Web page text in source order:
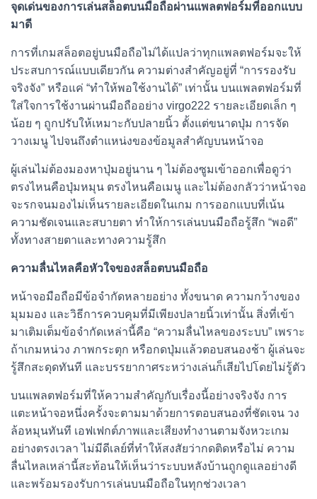
จุดเด่นของการเล่นสล็อตบนมือถือผ่านแพลตฟอร์มที่ออกแบบ
มาดี
การที่เกมสล็อตอยู่บนมือถือไม่ได้แปลว่าทุกแพลตฟอร์มจะให้
ประสบการณ์แบบเดียวกัน ความต่างสำคัญอยู่ที่ “การรองรับ
จริงจัง” หรือแค่ “ทำให้พอใช้งานได้” เท่านั้น บนแพลตฟอร์มที่
ใส่ใจการใช้งานผ่านมือถืออย่าง virgo222 รายละเอียดเล็ก ๆ
น้อย ๆ ถูกปรับให้เหมาะกับปลายนิ้ว ตั้งแต่ขนาดปุ่ม การจัด
วางเมนู ไปจนถึงตำแหน่งของข้อมูลสำคัญบนหน้าจอ
ผู้เล่นไม่ต้องมองหาปุ่มอยู่นาน ๆ ไม่ต้องซูมเข้าออกเพื่อดูว่า
ตรงไหนคือปุ่มหมุน ตรงไหนคือเมนู และไม่ต้องกลัวว่าหน้าจอ
จะรกจนมองไม่เห็นรายละเอียดในเกม การออกแบบที่เน้น
ความชัดเจนและสบายตา ทำให้การเล่นบนมือถือรู้สึก “พอดี”
ทั้งทางสายตาและทางความรู้สึก
ความลื่นไหลคือหัวใจของสล็อตบนมือถือ
หน้าจอมือถือมีข้อจำกัดหลายอย่าง ทั้งขนาด ความกว้างของ
มุมมอง และวิธีการควบคุมที่มีเพียงปลายนิ้วเท่านั้น สิ่งที่เข้า
มาเติมเต็มข้อจำกัดเหล่านี้คือ “ความลื่นไหลของระบบ” เพราะ
ถ้าเกมหน่วง ภาพกระตุก หรือกดปุ่มแล้วตอบสนองช้า ผู้เล่นจะ
รู้สึกสะดุดทันที และบรรยากาศระหว่างเล่นก็เสียไปโดยไม่รู้ตัว
บนแพลตฟอร์มที่ให้ความสำคัญกับเรื่องนี้อย่างจริงจัง การ
แตะหน้าจอหนึ่งครั้งจะตามมาด้วยการตอบสนองที่ชัดเจน วง
ล้อหมุนทันที เอฟเฟกต์ภาพและเสียงทำงานตามจังหวะเกม
อย่างตรงเวลา ไม่มีดีเลย์ที่ทำให้สงสัยว่ากดติดหรือไม่ ความ
ลื่นไหลเหล่านี้สะท้อนให้เห็นว่าระบบหลังบ้านถูกดูแลอย่างดี
และพร้อมรองรับการเล่นบนมือถือในทุกช่วงเวลา